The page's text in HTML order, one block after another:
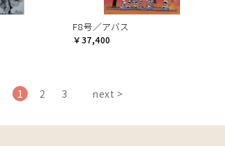
F8号／アバス
￥37,400
1 2 3 next >